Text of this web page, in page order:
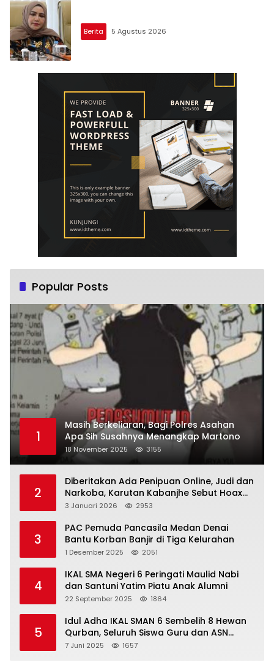
Berita 5 Agustus 2026
Popular Posts
1
Masih Berkeliaran, Bagi Polres Asahan
Apa Sih Susahnya Menangkap Martono
18 November 2025 3155
2
Diberitakan Ada Penipuan Online, Judi dan
Narkoba, Karutan Kabanjhe Sebut Hoax
dan Berita Tak Beryanggungjawab
3 Januari 2026 2953
3
PAC Pemuda Pancasila Medan Denai
Bantu Korban Banjir di Tiga Kelurahan
1 Desember 2025 2051
4
IKAL SMA Negeri 6 Peringati Maulid Nabi
dan Santuni Yatim Piatu Anak Alumni
22 September 2025 1864
5
Idul Adha IKAL SMAN 6 Sembelih 8 Hewan
Qurban, Seluruh Siswa Guru dan ASN
Dapat Daging
7 Juni 2025 1657